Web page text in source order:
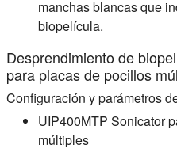
manchas blancas que
biopelícula.
Desprendimiento de
para placas de pocillos
Configuración y parámetros
UIP400MTP Sonicator
múltiples